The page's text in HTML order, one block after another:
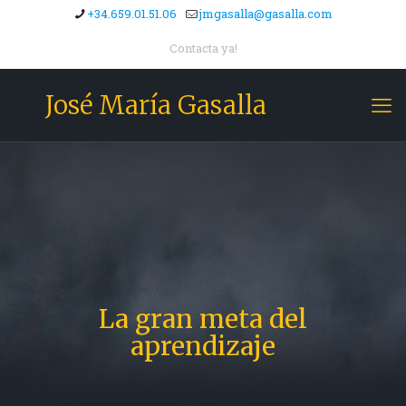
+34.659.01.51.06 jmgasalla@gasalla.com
Contacta ya!
José María Gasalla
La gran meta del
aprendizaje